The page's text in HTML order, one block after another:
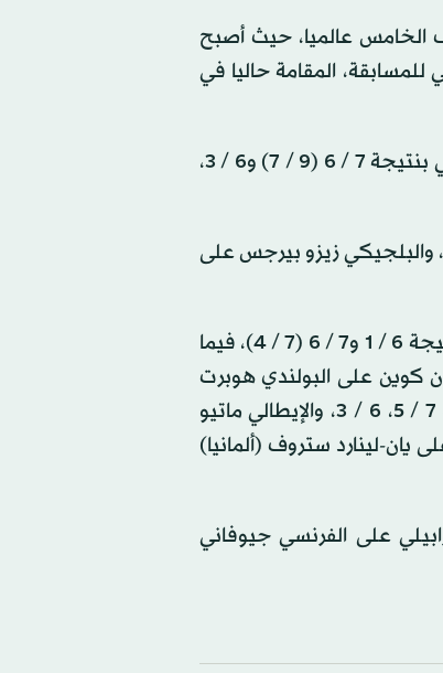
الخامس عالميا، حيث أصبح
المقامة حاليا في
وصعد الأرجنتيني ماريانو نافوني للدور الثاني أيضا، عقب فوزه على الجورجي نيكولوز باسيلاشفيلي بنتيجة 7 / 6 (9 / 7) و6 / 3،
روبرتو باوتيستا أجوت على الأسترالي جيمس داكوورث بنتيجة 7 / 6 (7 / 3)، 7 / 6 (7 / 4)، والبلجيكي زيزو بيرجس على
وصعد اليوناني ستيفانوس تسيتسيباس للدور الثاني أيضا، عقب فوزه على البريطاني آرثر فيري بنتيجة 6 / 1 و7 / 6 (7 / 4)، فيما
تشانج تشيتشن بنتيجة 6 / 3، 6 / 2، والأميركي إيثان كوين على البولندي هوبرت
هوركاتش 6 / 2، 6 / 4، والهولندي بوتيتش فان دي زاندشولب على الكندي دينيس شابوفالوف 7 / 5، 6 / 3، والإيطالي ماتيو
المتحدة) على يان-لينارد ستروف (ألمانيا)
على الفرنسي جيوفاني